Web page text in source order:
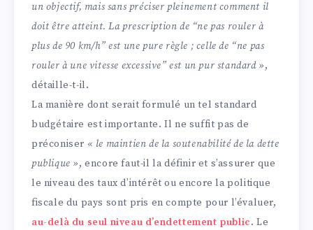
un objectif, mais sans préciser pleinement comment il
doit être atteint. La prescription de “ne pas rouler à
plus de 90 km/h” est une pure règle ; celle de “ne pas
rouler à une vitesse excessive” est un pur standard »,
détaille-t-il.
La manière dont serait formulé un tel standard
budgétaire est importante. Il ne suffit pas de
préconiser « le maintien de la soutenabilité de la dette
publique », encore faut-il la définir et s’assurer que
le niveau des taux d’intérêt ou encore la politique
fiscale du pays sont pris en compte pour l’évaluer,
au-delà du seul niveau d’endettement public. Le